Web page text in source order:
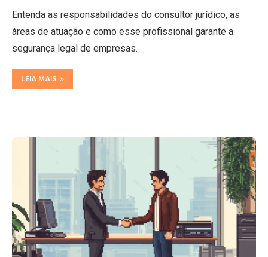
Entenda as responsabilidades do consultor jurídico, as
áreas de atuação e como esse profissional garante a
segurança legal de empresas.
LEIA MAIS